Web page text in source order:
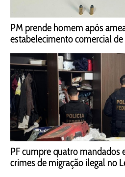
PM prende homem após
estabelecimento comercial
PF cumpre quatro mandados
crimes de migração ilegal no